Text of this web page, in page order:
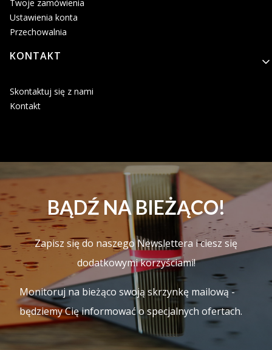
Twoje zamówienia
Ustawienia konta
Przechowalnia
KONTAKT
Skontaktuj się z nami
Kontakt
BĄDŹ NA BIEŻĄCO!
Zapisz się do naszego Newslettera i ciesz się
dodatkowymi korzyściami!
Monitoruj na bieżąco swoją skrzynkę mailową -
będziemy Cię informować o specjalnych ofertach.